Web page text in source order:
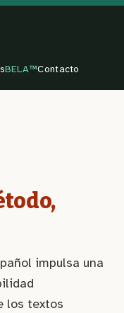
BELA™Contacto
impulsa una
los textos